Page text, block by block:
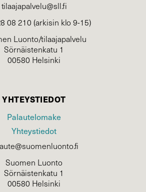
tilaajapalvelu@sll.fi
08 210 (arkisin klo 9-15)
Luonto/tilaajapalvelu
Sörnäistenkatu 1
00580 Helsinki
YHTEYSTIEDOT
Palautelomake
Yhteystiedot
Suomen Luonto
Sörnäistenkatu 1
00580 Helsinki